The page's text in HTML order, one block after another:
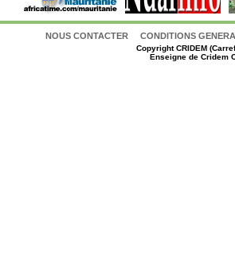
NOUS CONTACTER CONDITIONS
CopyrightCRIDEM
Enseigne de Cridem